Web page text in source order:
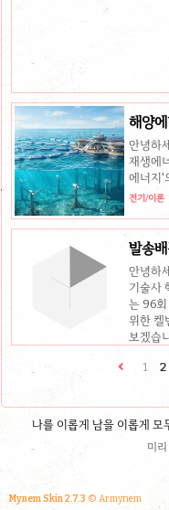
재 및
고, 애
해양
파력,
안녕하
재생에
에너지'
겠습니
념이니
지 정의
1차 변
방식:
수 유동
화호 조
해양 환
지란 무
전기/이론
발송
허용
안녕하
기술사
는 96회
위한 켈
보겠습
의 법
전기/자격증 2026. 6. 1.
1 2
나를 이롭게 남을 이롭게 모
미리
Mynem Skin 2.7.3 © Armynem